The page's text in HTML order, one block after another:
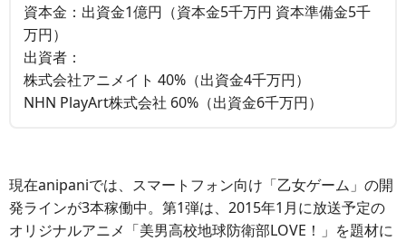
資本金：出資金1億円（資本金5千万円 資本準備金5千
万円）
出資者：
株式会社アニメイト 40%（出資金4千万円）
NHN PlayArt株式会社 60%（出資金6千万円）
現在anipaniでは、スマートフォン向け「乙女ゲーム」の開
発ラインが3本稼働中。第1弾は、2015年1月に放送予定の
オリジナルアニメ「美男高校地球防衛部LOVE！」を題材に